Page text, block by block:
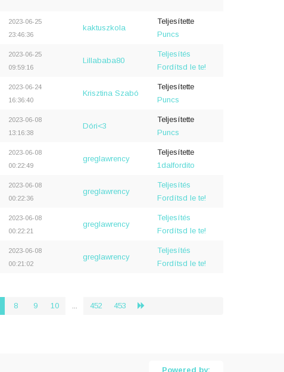
2023-06-25
23:46:36
kaktuszkola
Teljesítette
Puncs
2023-06-25
09:59:16
Lillababa80
Teljesítés
Fordítsd le te!
2023-06-24
16:36:40
Krisztina Szabó
Teljesítette
Puncs
2023-06-08
13:16:38
Dóri<3
Teljesítette
Puncs
2023-06-08
00:22:49
greglawrency
Teljesítette
1dalfordito
2023-06-08
00:22:36
greglawrency
Teljesítés
Fordítsd le te!
2023-06-08
00:22:21
greglawrency
Teljesítés
Fordítsd le te!
2023-06-08
00:21:02
greglawrency
Teljesítés
Fordítsd le te!
8 9 10 ... 452 453
Powered by: